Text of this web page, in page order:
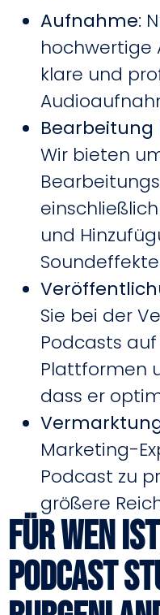
Aufnahme:
hochwertige
klare und
Bearbeitung
Wir bieten
und
Sie bei der
Podcasts
Plattformen
dass er
Marketing-
Podcast zu
größere
Für wen
Podcast